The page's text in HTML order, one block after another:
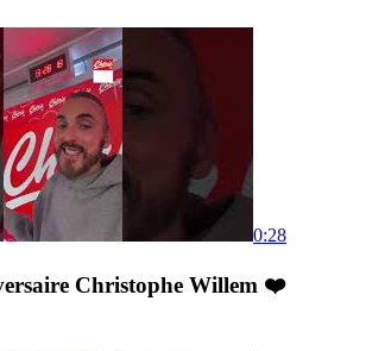
0:28
Christophe Willem ❤️